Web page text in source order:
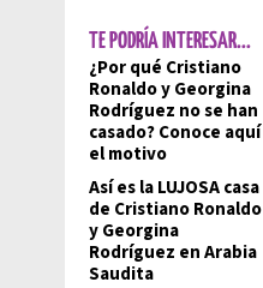
TE PODRÍA INTERESAR...
¿Por qué Cristiano
Ronaldo y Georgina
Rodríguez no se han
casado? Conoce aquí
el motivo
Así es la LUJOSA casa
de Cristiano Ronaldo
y Georgina
Rodríguez en Arabia
Saudita